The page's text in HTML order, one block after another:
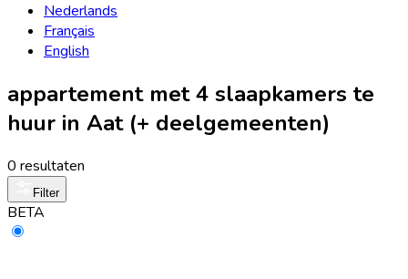
Nederlands
Français
English
appartement met 4 slaapkamers te
huur in Aat (+ deelgemeenten)
0 resultaten
Filter
BETA